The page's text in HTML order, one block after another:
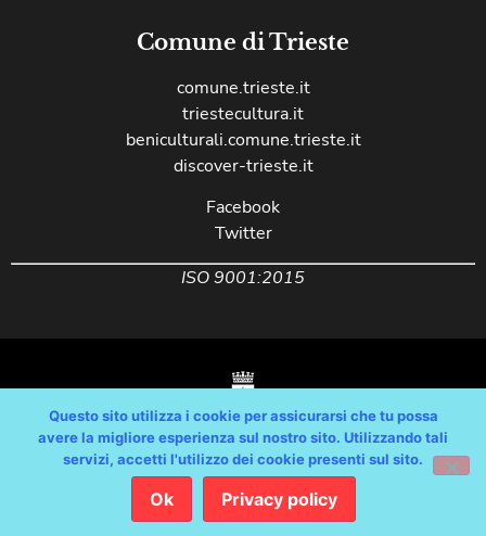
Comune di Trieste
comune.trieste.it
triestecultura.it
beniculturali.comune.trieste.it
discover-trieste.it
Facebook
Twitter
ISO 9001:2015
Copyright © Comune di Trieste – partita Iva 00210240321 – tutti i diritti
riservati / Progetto e Sviluppo Media Technologies Srl /
Feedback/ Dichiarazione Accessibilità AGID
Questo sito utilizza i cookie per assicurarsi che tu possa
avere la migliore esperienza sul nostro sito. Utilizzando tali
servizi, accetti l'utilizzo dei cookie presenti sul sito.
Ok Privacy policy